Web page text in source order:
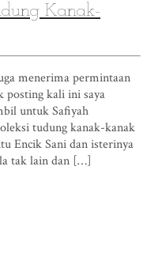
Kanak-
menerima permintaan
posting kali ini saya
untuk Safiyah
tudung kanak-kanak
Encik Sani dan isterinya
tak lain dan […]